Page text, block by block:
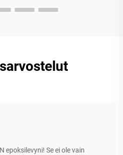
epoksilevyni! Se ei ole vain